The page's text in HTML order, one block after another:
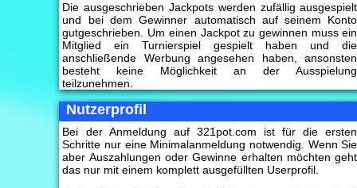
Die ausgeschrieben Jackpots werden zufällig ausgespielt
und bei dem Gewinner automatisch auf seinem Konto
gutgeschrieben. Um einen Jackpot zu gewinnen muss ein
Mitglied ein Turnierspiel gespielt haben und die
anschließende Werbung angesehen haben, ansonsten
besteht keine Möglichkeit an der Ausspielung
teilzunehmen.
Nutzerprofil
Bei der Anmeldung auf 321pot.com ist für die ersten
Schritte nur eine Minimalanmeldung notwendig. Wenn Sie
aber Auszahlungen oder Gewinne erhalten möchten geht
das nur mit einem komplett ausgefüllten Userprofil.